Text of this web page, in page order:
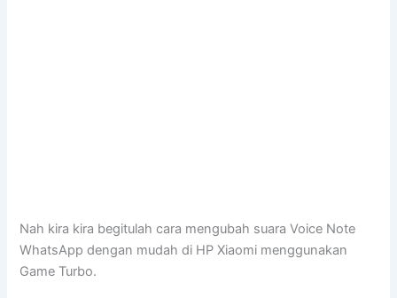
Nah kira kira begitulah cara mengubah suara Voice Note
WhatsApp dengan mudah di HP Xiaomi menggunakan
Game Turbo.